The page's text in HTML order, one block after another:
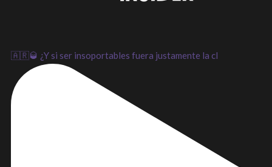
🇦🇷🥃 ¿Y si ser insoportables fuera justamente la cl